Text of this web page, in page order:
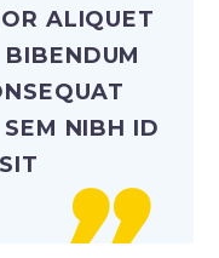
ALIQUET
NIBH ID
